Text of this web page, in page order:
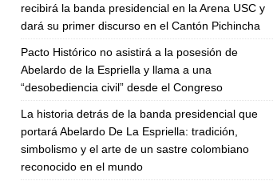
recibirá la banda presidencial en la Arena USC y
dará su primer discurso en el Cantón Pichincha
Pacto Histórico no asistirá a la posesión de
Abelardo de la Espriella y llama a una
“desobediencia civil” desde el Congreso
La historia detrás de la banda presidencial que
portará Abelardo De La Espriella: tradición,
simbolismo y el arte de un sastre colombiano
reconocido en el mundo